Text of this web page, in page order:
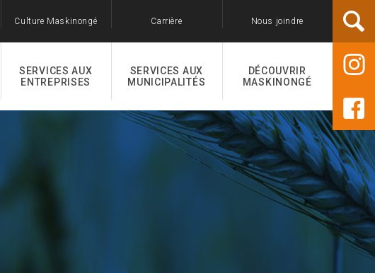
Culture Maskinongé Carrière Nous joindre
SERVICES AUX
ENTREPRISES
SERVICES AUX
MUNICIPALITÉS
DÉCOUVRIR
MASKINONGÉ